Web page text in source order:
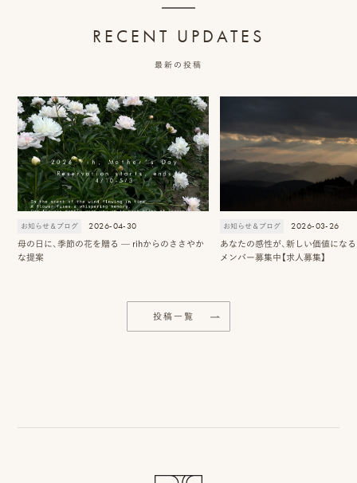
RECENT UPDATES
最新の投稿
お知らせ＆ブログ 2026-04-30
母の日に、季節の花を贈る — rihからのささやか
な提案
お知らせ＆ブログ 2026-03-26
あなたの感性が、新しい価値にな
メンバー募集中【求人募集】
投稿一覧